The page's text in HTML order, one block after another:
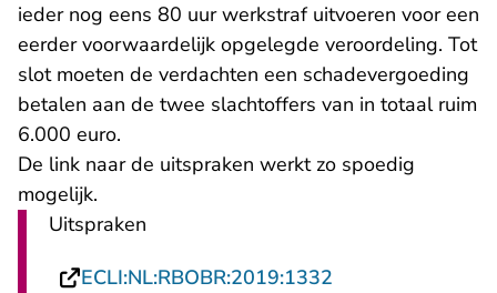
ieder nog eens 80 uur werkstraf uitvoeren voor een
eerder voorwaardelijk opgelegde veroordeling. Tot
slot moeten de verdachten een schadevergoeding
betalen aan de twee slachtoffers van in totaal ruim
6.000 euro.
De link naar de uitspraken werkt zo spoedig
mogelijk.
Uitspraken
ECLI:NL:RBOBR:2019:1332